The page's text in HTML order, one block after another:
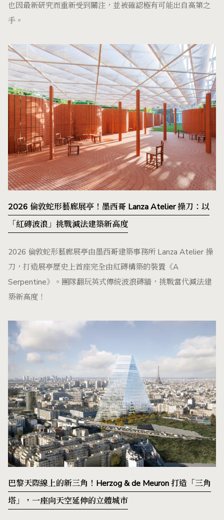
也因最新研究而重新受到關注，並被確認極有可能出自高第之
手。
2026 倫敦蛇形藝廊展亭！墨西哥 Lanza Atelier 操刀：以
「紅磚波浪」挑戰減法建築新高度
2026 倫敦蛇形藝廊展亭由墨西哥建築事務所 Lanza Atelier 操
刀，打造展亭歷史上首座完全由紅磚構築的裝置《A
Serpentine》。團隊翻玩英式傳統波浪磚牆，挑戰當代減法建
築新高度！
巴黎天際線上的新三角！Herzog & de Meuron 打造「三角
塔」，一座向天空延伸的立體城市